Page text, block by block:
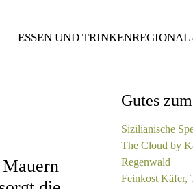
ESSEN UND TRINKEN
Gutes
Sizilianische
The Cloud by
Regenwald
Feinkost Käfer,